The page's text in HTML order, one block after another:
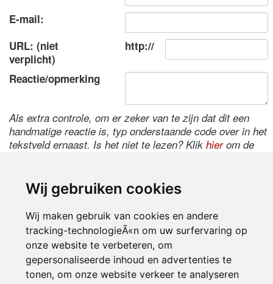
Wij gebruiken cookies
Wij maken gebruik van cookies en andere
tracking-technologieÃ«n om uw surfervaring op
onze website te verbeteren, om
gepersonaliseerde inhoud en advertenties te
tonen, om onze website verkeer te analyseren
E-mail:
URL: (niet
verplicht)
http://
Reactie/opmerking
Als extra controle, om er zeker van te zijn dat dit een
handmatige reactie is, typ onderstaande code over in het
tekstveld ernaast. Is het niet te lezen? Klik hierom de